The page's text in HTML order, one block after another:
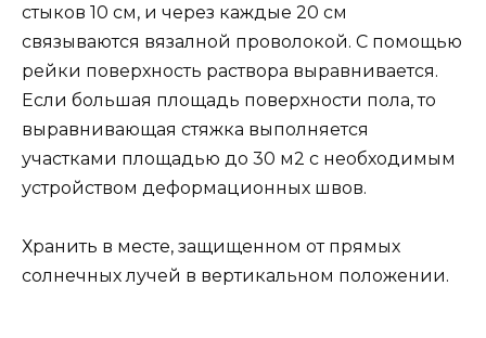
стыков 10 см, и через каждые 20 см
связываются вязалной проволокой. С помощью
рейки поверхность раствора выравнивается.
Если большая площадь поверхности пола, то
выравнивающая стяжка выполняется
участками площадью до 30 м2 с необходимым
устройством деформационных швов.
Хранить в месте, защищенном от прямых
солнечных лучей в вертикальном положении.